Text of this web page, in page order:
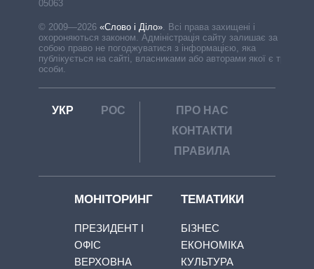
05063
© 2009—2026 «Слово і Діло» Всі права захищені і
охороняються законом. Адміністрація сайту залишає за
собою право не погоджуватися з інформацією, яка
публікується на сайті, власниками або авторами якої є треті
особи.
УКР РОС
ПРО НАС
КОНТАКТИ
ПРАВИЛА
МОНІТОРИНГ
ПРЕЗИДЕНТ І
ОФІС
ВЕРХОВНА
ТЕМАТИКИ
БІЗНЕС
ЕКОНОМІКА
КУЛЬТУРА